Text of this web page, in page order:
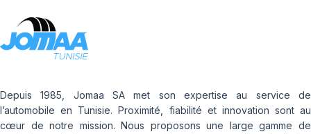
Depuis 1985, Jomaa SA met son expertise au service de
l’automobile en Tunisie. Proximité, fiabilité et innovation sont au
cœur de notre mission. Nous proposons une large gamme de